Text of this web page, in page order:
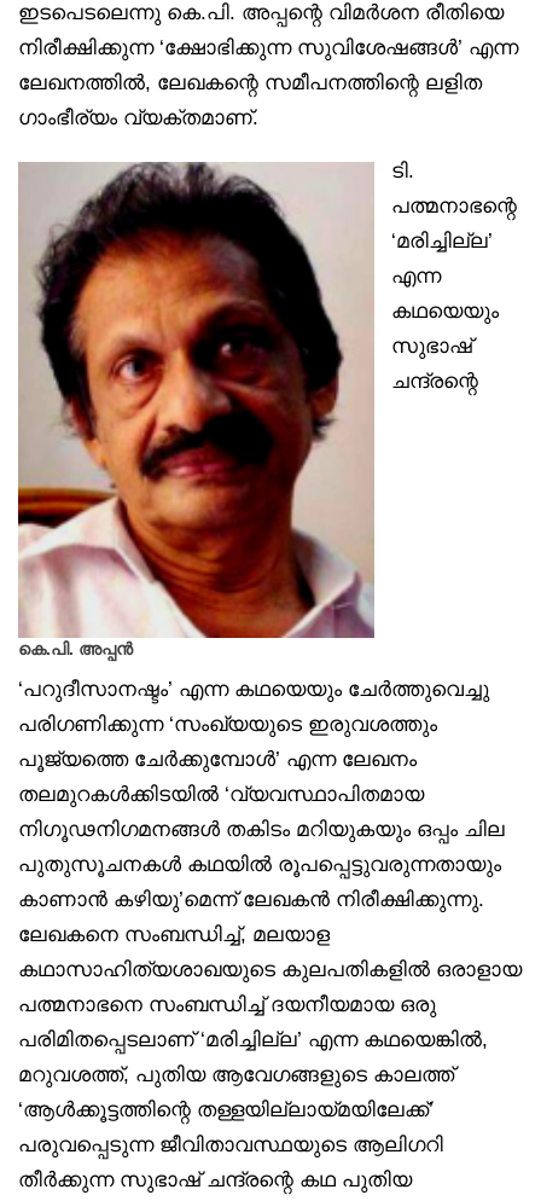
ഇടപെടലെന്നു കെ.പി. അപ്പന്റെ വിമര്‍ശന രീതിയെ
നിരീക്ഷിക്കുന്ന ‘ക്ഷോഭിക്കുന്ന സുവിശേഷങ്ങള്‍’ എന്ന
ലേഖനത്തില്‍, ലേഖകന്റെ സമീപനത്തിന്റെ ലളിത
ഗാംഭീര്യം വ്യക്തമാണ്‌.
കെ.പി. അപ്പൻ
ടി.
പത്മനാഭന്റെ
‘മരിച്ചില്ല’
എന്ന
കഥയെയും
സുഭാഷ്
ചന്ദ്രന്റെ
‘പറുദീസാനഷ്ടം’ എന്ന കഥയെയും ചേര്‍ത്തുവെച്ചു
പരിഗണിക്കുന്ന ‘സംഖ്യയുടെ ഇരുവശത്തും
പൂജ്യത്തെ ചേര്‍ക്കുമ്പോള്‍’ എന്ന ലേഖനം
തലമുറകള്‍ക്കിടയില്‍ ‘വ്യവസ്ഥാപിതമായ
നിഗൂഢനിഗമനങ്ങള്‍ തകിടം മറിയുകയും ഒപ്പം ചില
പുതുസൂചനകള്‍ കഥയില്‍ രൂപപ്പെട്ടുവരുന്നതായും
കാണാന്‍ കഴിയു’മെന്ന് ലേഖകന്‍ നിരീക്ഷിക്കുന്നു.
ലേഖകനെ സംബന്ധിച്ച്, മലയാള
കഥാസാഹിത്യശാഖയുടെ കുലപതികളില്‍ ഒരാളായ
പത്മനാഭനെ സംബന്ധിച്ച് ദയനീയമായ ഒരു
പരിമിതപ്പെടലാണ് ‘മരിച്ചില്ല’ എന്ന കഥയെങ്കില്‍,
മറുവശത്ത്‌, പുതിയ ആവേഗങ്ങളുടെ കാലത്ത്
‘ആള്‍ക്കൂട്ടത്തിന്റെ തള്ളയില്ലായ്മയിലേക്ക്’
പരുവപ്പെടുന്ന ജീവിതാവസ്ഥയുടെ ആലിഗറി
തീര്‍ക്കുന്ന സുഭാഷ്‌ ചന്ദ്രന്റെ കഥ പുതിയ